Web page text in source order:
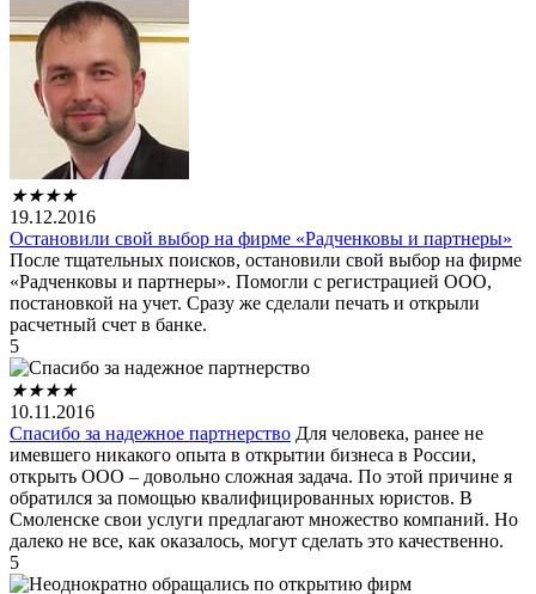
★★★★
19.12.2016
Остановили свой выбор на фирме «Радченковы и партнеры»
После тщательных поисков, остановили свой выбор на фирме
«Радченковы и партнеры». Помогли с регистрацией ООО,
постановкой на учет. Сразу же сделали печать и открыли
расчетный счет в банке.
5
★★★★
10.11.2016
Спасибо за надежное партнерство Для человека, ранее не
имевшего никакого опыта в открытии бизнеса в России,
открыть ООО – довольно сложная задача. По этой причине я
обратился за помощью квалифицированных юристов. В
Смоленске свои услуги предлагают множество компаний. Но
далеко не все, как оказалось, могут сделать это качественно.
5